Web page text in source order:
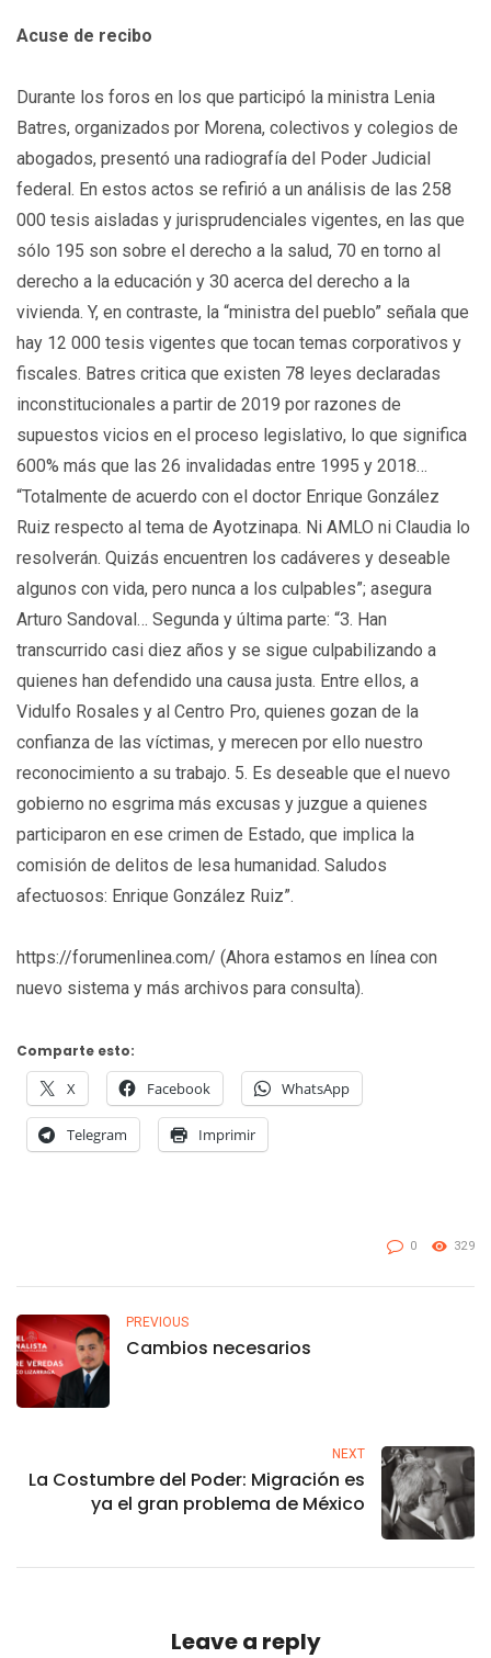
Acuse de recibo
Durante los foros en los que participó la ministra Lenia
Batres, organizados por Morena, colectivos y colegios de
abogados, presentó una radiografía del Poder Judicial
federal. En estos actos se refirió a un análisis de las 258
000 tesis aisladas y jurisprudenciales vigentes, en las que
sólo 195 son sobre el derecho a la salud, 70 en torno al
derecho a la educación y 30 acerca del derecho a la
vivienda. Y, en contraste, la “ministra del pueblo” señala que
hay 12 000 tesis vigentes que tocan temas corporativos y
fiscales. Batres critica que existen 78 leyes declaradas
inconstitucionales a partir de 2019 por razones de
supuestos vicios en el proceso legislativo, lo que significa
600% más que las 26 invalidadas entre 1995 y 2018…
“Totalmente de acuerdo con el doctor Enrique González
Ruiz respecto al tema de Ayotzinapa. Ni AMLO ni Claudia lo
resolverán. Quizás encuentren los cadáveres y deseable
algunos con vida, pero nunca a los culpables”; asegura
Arturo Sandoval… Segunda y última parte: “3. Han
transcurrido casi diez años y se sigue culpabilizando a
quienes han defendido una causa justa. Entre ellos, a
Vidulfo Rosales y al Centro Pro, quienes gozan de la
confianza de las víctimas, y merecen por ello nuestro
reconocimiento a su trabajo. 5. Es deseable que el nuevo
gobierno no esgrima más excusas y juzgue a quienes
participaron en ese crimen de Estado, que implica la
comisión de delitos de lesa humanidad. Saludos
afectuosos: Enrique González Ruiz”.
https://forumenlinea.com/ (Ahora estamos en línea con
nuevo sistema y más archivos para consulta).
Comparte esto:
X Facebook WhatsApp
Telegram Imprimir
0 329
PREVIOUS
Cambios necesarios
NEXT
La Costumbre del Poder: Migración es
ya el gran problema de México
Leave a reply